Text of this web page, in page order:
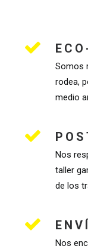
Somos
rodea,
medio
Nos
taller
de los
Nos